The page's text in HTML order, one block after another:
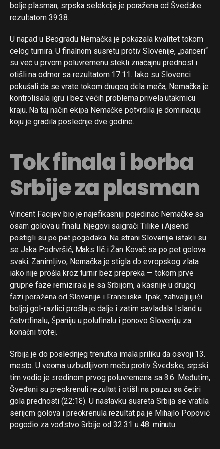
bolje plasman, srpska selekcija je poražena od Švedske
rezultatom 39:38.
U napad u Beogradu Nemačka je pokazala kvalitet tokom
celog turnira. U finalnom susretu protiv Slovenije, „panceri“
su već u prvom poluvremenu stekli značajnu prednost i
otišli na odmor sa rezultatom 17:11. Iako su Slovenci
pokušali da se vrate tokom drugog dela meča, Nemačka je
kontrolisala igru i bez većih problema privela utakmicu
kraju. Na taj način ekipa Nemačke potvrdila je dominaciju
koju je gradila poslednje dve godine.
Tok finala i borba
Srbije za plasman
Vincent Facijev bio je najefikasniji pojedinac Nemačke sa
osam golova u finalu. Njegovi saigrači Tilike i Ajsend
postigli su po pet pogodaka. Na strani Slovenije istakli su
se Jaka Podrvršić, Maks Ilč i Žan Kovač sa po pet golova
svaki. Zanimljivo, Nemačka je stigla do evropskog zlata
iako nije prošla kroz turnir bez prepreka — tokom prve
grupne faze remizirala je sa Srbijom, a kasnije u drugoj
fazi poražena od Slovenije i Francuske. Ipak, zahvaljujući
boljoj gol-razlici prošla je dalje i zatim savladala Island u
četvrtfinalu, Španiju u polufinalu i ponovo Sloveniju za
konačni trofej.
Srbija je do poslednjeg trenutka imala priliku da osvoji 13.
mesto. U veoma uzbudljivom meču protiv Švedske, srpski
tim vodio je sredinom prvog poluvremena sa 8:6. Međutim,
Šveđani su preokrenuli rezultat i otišli na pauzu sa četiri
gola prednosti (22:18). U nastavku susreta Srbija se vratila
serijom golova i preokrenula rezultat pa je Mihajlo Popović
pogodio za vođstvo Srbije od 32:31 u 48. minutu.